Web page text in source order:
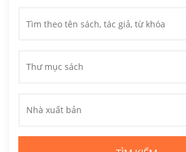
Thư mục sách
Nhà xuất bản